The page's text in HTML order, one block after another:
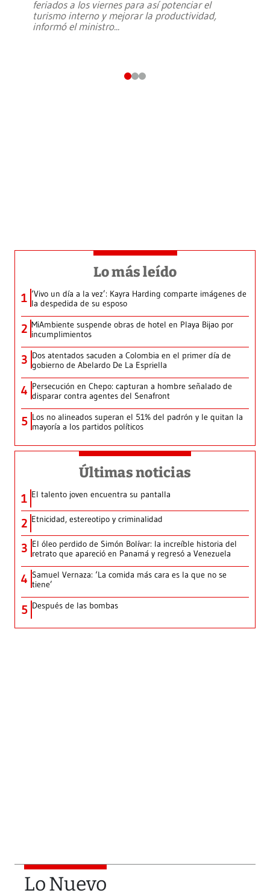
feriados a los viernes para así potenciar el
turismo interno y mejorar la productividad,
informó el ministro...
Lo más leído
1 ‘Vivo un día a la vez’: Kayra Harding comparte imágenes de
la despedida de su esposo
2 MiAmbiente suspende obras de hotel en Playa Bijao por
incumplimientos
3 Dos atentados sacuden a Colombia en el primer día de
gobierno de Abelardo De La Espriella
4 Persecución en Chepo: capturan a hombre señalado de
disparar contra agentes del Senafront
5 Los no alineados superan el 51% del padrón y le quitan la
mayoría a los partidos políticos
Últimas noticias
1 El talento joven encuentra su pantalla​
2 Etnicidad, estereotipo y criminalidad
3 El óleo perdido de Simón Bolívar: la increíble historia del
retrato que apareció en Panamá y regresó a Venezuela
4 Samuel Vernaza: ‘La comida más cara es la que no se
tiene’
5 Después de las bombas
Lo Nuevo